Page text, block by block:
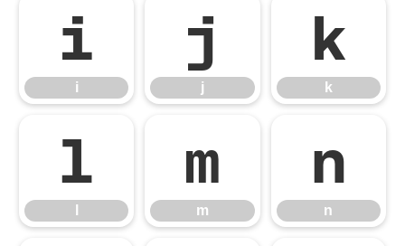
i
i
j
j
k
k
l m
m
n
n